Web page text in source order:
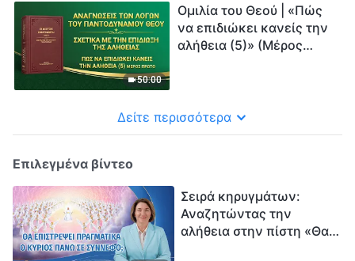
50:00
Ομιλία του Θεού | «Πώς
να επιδιώκει κανείς την
αλήθεια (5)» (Μέρος
Δείτε περισσότερα
Επιλεγμένα βίντεο
Σειρά κηρυγμάτων:
Αναζητώντας την
αλήθεια στην πίστη «Θα